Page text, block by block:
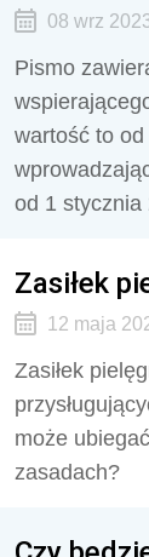
08 wrz
Pismo
wartość to od
od 1 stycznia
Zasiłek
12 maja
Zasiłek
może
zasadach?